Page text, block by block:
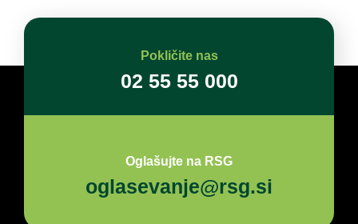
Pokličite nas
02 55 55 000
Oglašujte na RSG
oglasevanje@rsg.si